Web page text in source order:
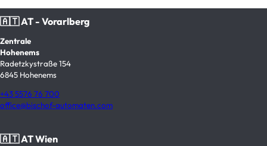
🇦🇹 AT - Vorarlberg
Zentrale
Hohenems
Radetzkystraße 154
6845 Hohenems
+43 5576 76 700
office@bischof-automaten.com
🇦🇹 AT Wien